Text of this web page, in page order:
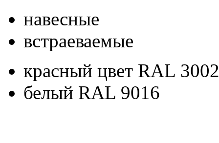
навесные
встраеваемые
красный цвет RAL 3002
белый RAL 9016